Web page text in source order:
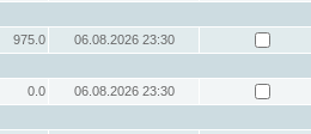
975.0
06.08.2026 23:30
0.0
06.08.2026 23:30